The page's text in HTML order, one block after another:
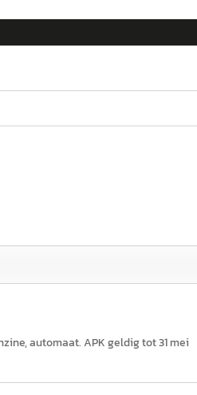
automaat. APK geldig tot 31 mei